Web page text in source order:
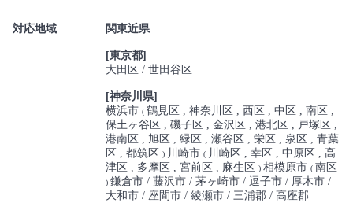
対応地域 関東近県
[東京都]
大田区 世田谷区
[神奈川県]
横浜市(鶴見区 神奈川区 西区 中区
南区
保土ヶ谷区
磯子区 金沢区 港北区
戸塚区
港南区
旭区 緑区 瀬谷区 栄区 泉区
青葉
区
都筑区) 川崎市( 川崎区 幸区 中原区
高
津区
多摩区 宮前区 麻生区)相模原市( 南区
)鎌倉市 藤沢市 茅ヶ崎市 逗子市 厚木市
大和市 座間市 綾瀬市 三浦郡 高座郡